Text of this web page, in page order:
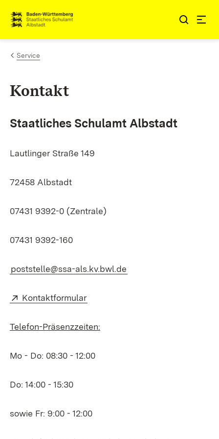
Zum Inhalt springen
Link zur Startseite
Service
Kontakt
Staatliches Schulamt Albstadt
Lautlinger Straße 149
72458 Albstadt
07431 9392-0 (Zentrale)
07431 9392-160
poststelle@ssa-als.kv.bwl.de
Extern:
Kontaktformular
Telefon-Präsenzzeiten:
Mo - Do: 08:30 - 12:00
Do: 14:00 - 15:30
sowie Fr: 9:00 - 12:00